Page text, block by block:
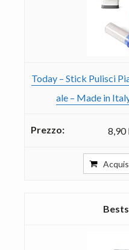
Today – Stick Pulisci
ale – Made in
8,90